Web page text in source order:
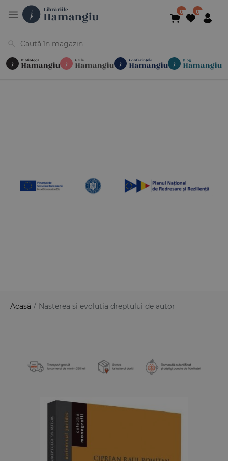
Acasă / Nasterea si evolutia dreptului de autor